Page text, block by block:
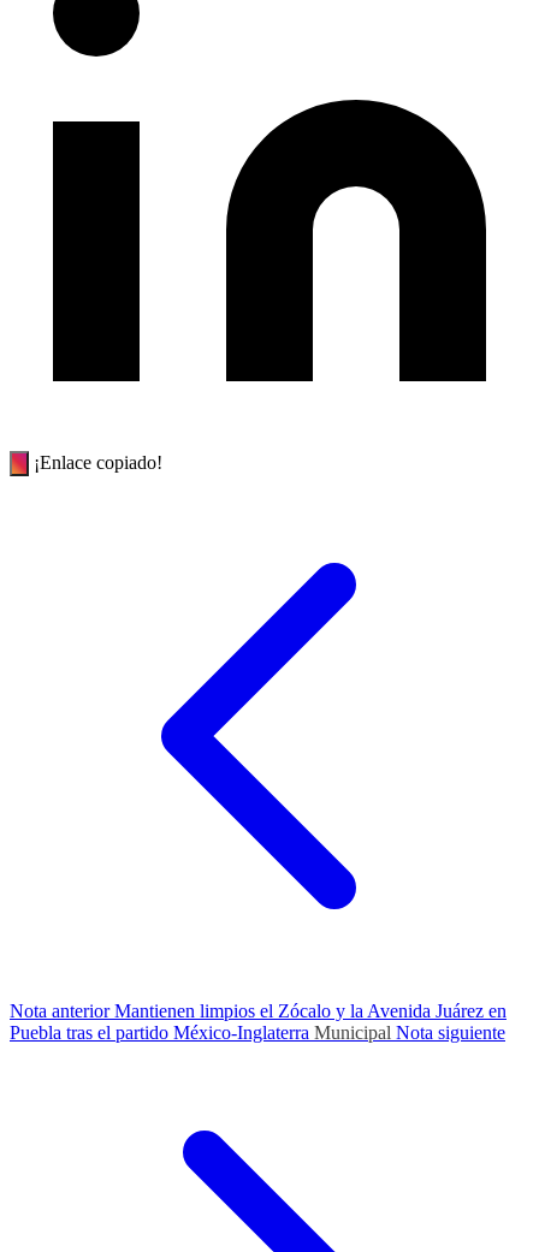
¡Enlace copiado!
Nota anteriorMantienen limpios el Zócalo y la Avenida Juárez en
Puebla tras el partido México-Inglaterra Municipal Nota siguiente